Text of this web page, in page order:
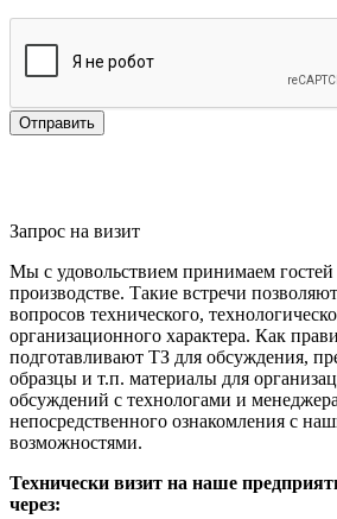
Отправить
Запрос на визит
Мы с удовольствием принимаем гостей
производстве. Такие встречи
вопросов технического,
организационного характера. Как
подготавливают ТЗ для обсуждения,
образцы и т.п. материалы для
обсуждений с технологами и
непосредственного ознакомления с
возможностями.
Технически визит на наше
через: